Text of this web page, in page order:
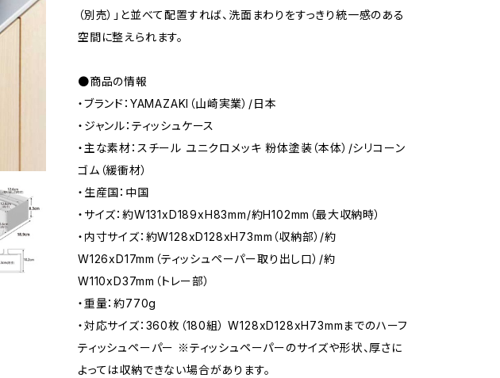
（別売）」と並べて配置すれば、洗面まわりをすっきり統一感のある
空間に整えられます。
●商品の情報
・ブランド：YAMAZAKI（山崎実業）/日本
・ジャンル：ティッシュケース
・主な素材：スチール ユニクロメッキ 粉体塗装（本体）/シリコーン
ゴム（緩衝材）
・生産国：中国
・サイズ：約W131xD189xH83mm/約H102mm（最大収納時）
・内寸サイズ：約W128xD128xH73mm（収納部）/約
W126xD17mm（ティッシュペーパー取り出し口）/約
W110xD37mm（トレー部）
・重量：約770g
・対応サイズ：360枚（180組） W128xD128xH73mmまでのハーフ
ティッシュペーパー ※ティッシュペーパーのサイズや形状、厚さに
よっては収納できない場合があります。